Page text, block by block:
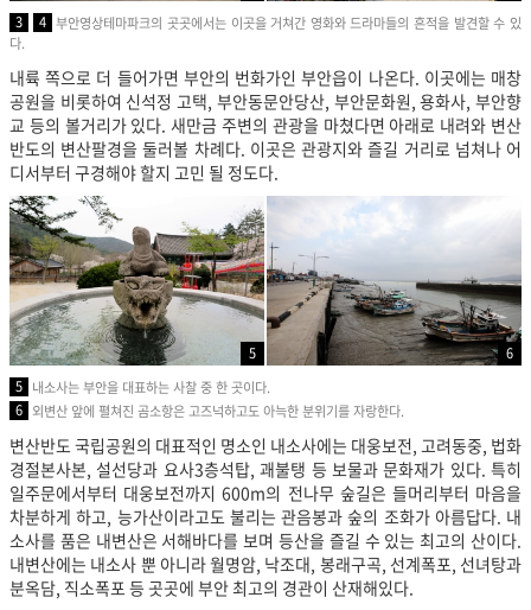
3
4 부안영상테마파크의 곳곳에서는 이곳을 거쳐간 영화와 드라마들의 흔적을 발견할 수 있
다.
내륙 쪽으로 더 들어가면 부안의 번화가인 부안읍이 나온다. 이곳에는 매창
공원을 비롯하여 신석정 고택, 부안동문안당산, 부안문화원, 용화사, 부안향
교 등의 볼거리가 있다. 새만금 주변의 관광을 마쳤다면 아래로 내려와 변산
반도의 변산팔경을 둘러볼 차례다. 이곳은 관광지와 즐길 거리로 넘쳐나 어
디서부터 구경해야 할지 고민 될 정도다.
5
6
5 내소사는 부안을 대표하는 사찰 중 한 곳이다.
6 외변산 앞에 펼쳐진 곰소항은 고즈넉하고도 아늑한 분위기를 자랑한다.
변산반도 국립공원의 대표적인 명소인 내소사에는 대웅보전, 고려동중, 법화
경절본사본, 설선당과 요사3층석탑, 괘불탱 등 보물과 문화재가 있다. 특히
일주문에서부터 대웅보전까지 600m의 전나무 숲길은 들머리부터 마음을
차분하게 하고, 능가산이라고도 불리는 관음봉과 숲의 조화가 아름답다. 내
소사를 품은 내변산은 서해바다를 보며 등산을 즐길 수 있는 최고의 산이다.
내변산에는 내소사 뿐 아니라 월명암, 낙조대, 봉래구곡, 선계폭포, 선녀탕과
분옥담, 직소폭포 등 곳곳에 부안 최고의 경관이 산재해있다.